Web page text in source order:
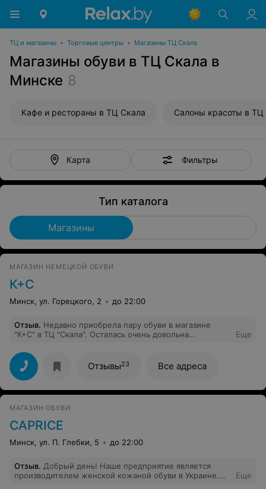
ТЦ и магазины • Торговые центры • Магазины ТЦ Скала
Магазины обуви в ТЦ Скала в
Минске 8
Кафе и рестораны в ТЦ Скала Салоны красоты в ТЦ
Карта Фильтры
Тип каталога
Магазины
МАГАЗИН НЕМЕЦКОЙ ОБУВИ
К+С
Минск, ул. Горецкого, 2 до 22:00
Отзыв. Недавно приобрела пару обуви в магазине
"К+С" в ТЦ "Скала". Осталась очень довольна
квалифицированный персонал. Огромный выбор обуви
и приятные цены. Теперь буду покупать обувь только
там!!
Еще
Отзывы23 Все адреса
МАГАЗИН ОБУВИ
CAPRICE
Минск, ул. П. Глебки, 5 до 22:00
Отзыв. Добрый день! Наше предприятие является
производителем женской кожаной обуви в Украине.
Еще